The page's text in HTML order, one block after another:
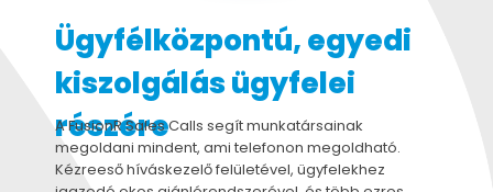
Ügyfélközpontú, egyedi
kiszolgálás ügyfelei
részére
A FusionR Sales Calls segít munkatársainak
megoldani mindent, ami telefonon megoldható.
Kézreeső híváskezelő felületével, ügyfelekhez